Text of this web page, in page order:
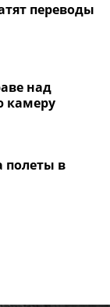
переводы
над
камеру
полеты в